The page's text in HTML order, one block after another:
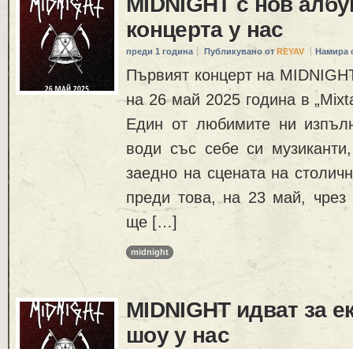
концерта у нас
преди 1 година Публикувано от REYAV Намира
Първият концерт на
на 26 май 2025 година в
Един от любимите ни
води със себе си
заедно на сцената на
преди това, на 23 май, чрез
ще […]
midnight
MIDNIGHT идват за
шоу у нас